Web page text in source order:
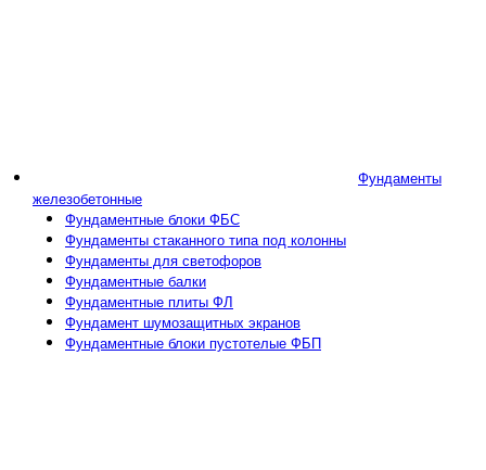
Фундаменты
железобетонные
Фундаментные блоки ФБС
Фундаменты стаканного типа под колонны
Фундаменты для светофоров
Фундаментные балки
Фундаментные плиты ФЛ
Фундамент шумозащитных экранов
Фундаментные блоки пустотелые ФБП